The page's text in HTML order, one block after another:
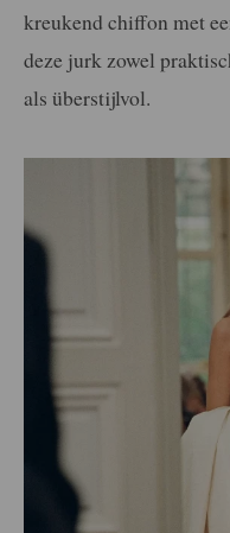
kreukend chiffon met
deze jurk zowel
als überstijlvol.